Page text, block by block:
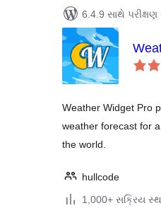
6.4.9 સાથે પરીક્ષણ
Weather Widget Pro
weather forecast for
the world.
hullcode
1,000+ સક્રિય